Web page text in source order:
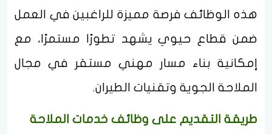
هذه الوظائف فرصة مميزة للراغبين في العمل
ضمن قطاع حيوي يشهد تطورًا مستمرًا، مع
إمكانية بناء مسار مهني مستقر في مجال
الملاحة الجوية وتقنيات الطيران.
طريقة التقديم على وظائف خدمات الملاحة